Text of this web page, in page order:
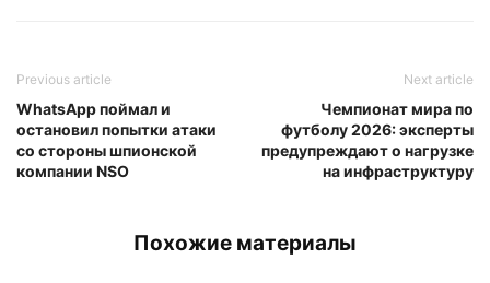
Previous article
WhatsApp поймал и
остановил попытки атаки
со стороны шпионской
компании NSO
Next article
Чемпионат мира по
футболу 2026: эксперты
предупреждают о нагрузке
на инфраструктуру
Похожие материалы